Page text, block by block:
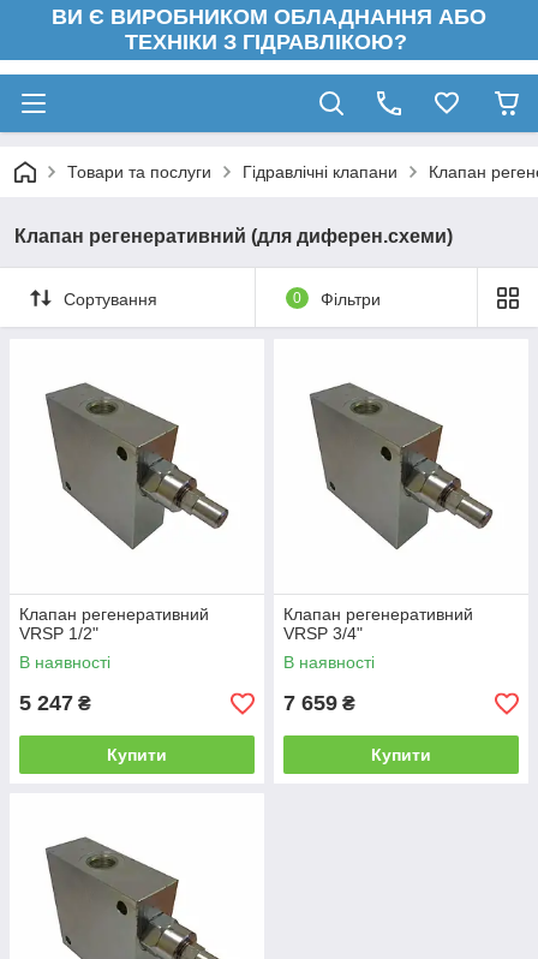
ВИ Є ВИРОБНИКОМ ОБЛАДНАННЯ АБО
ТЕХНІКИ З ГІДРАВЛІКОЮ?
Товари та послуги Гідравлічні клапани Клапан
Клапан регенеративний (для диферен.схеми)
Сортування 0 Фільтри
Клапан регенеративний
VRSP 1/2"
В наявності
5 247 ₴
Купити
Клапан регенеративний
VRSP 3/4"
В наявності
7 659 ₴
Купити